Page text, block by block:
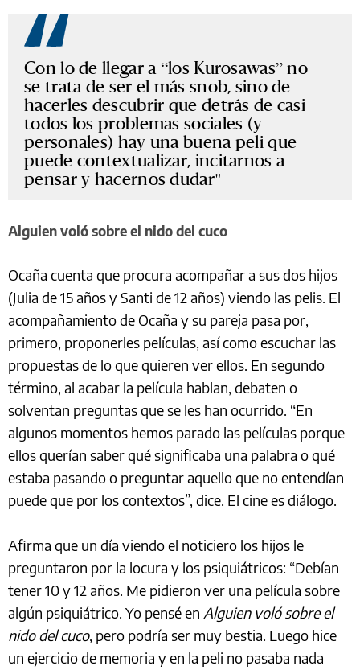
Con lo de llegar a “los Kurosawas” no
se trata de ser el más snob, sino de
hacerles descubrir que detrás de casi
todos los problemas sociales (y
personales) hay una buena peli que
puede contextualizar, incitarnos a
pensar y hacernos dudar
Alguien voló sobre el nido del cuco
Ocaña cuenta que procura acompañar a sus dos hijos
(Julia de 15 años y Santi de 12 años) viendo las pelis. El
acompañamiento de Ocaña y su pareja pasa por,
primero, proponerles películas, así como escuchar las
propuestas de lo que quieren ver ellos. En segundo
término, al acabar la película hablan, debaten o
solventan preguntas que se les han ocurrido. “En
algunos momentos hemos parado las películas porque
ellos querían saber qué significaba una palabra o qué
estaba pasando o preguntar aquello que no entendían
puede que por los contextos”, dice. El cine es diálogo.
Afirma que un día viendo el noticiero los hijos le
preguntaron por la locura y los psiquiátricos: “Debían
tener 10 y 12 años. Me pidieron ver una película sobre
algún psiquiátrico. Yo pensé en Alguien voló sobre el
nido del cuco, pero podría ser muy bestia. Luego hice
un ejercicio de memoria y en la peli no pasaba nada